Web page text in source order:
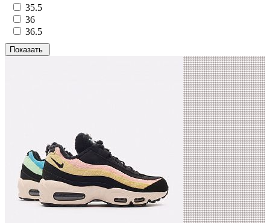
35.5
36
36.5